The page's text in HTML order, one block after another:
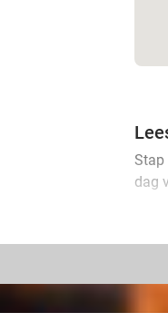
Stap
dag